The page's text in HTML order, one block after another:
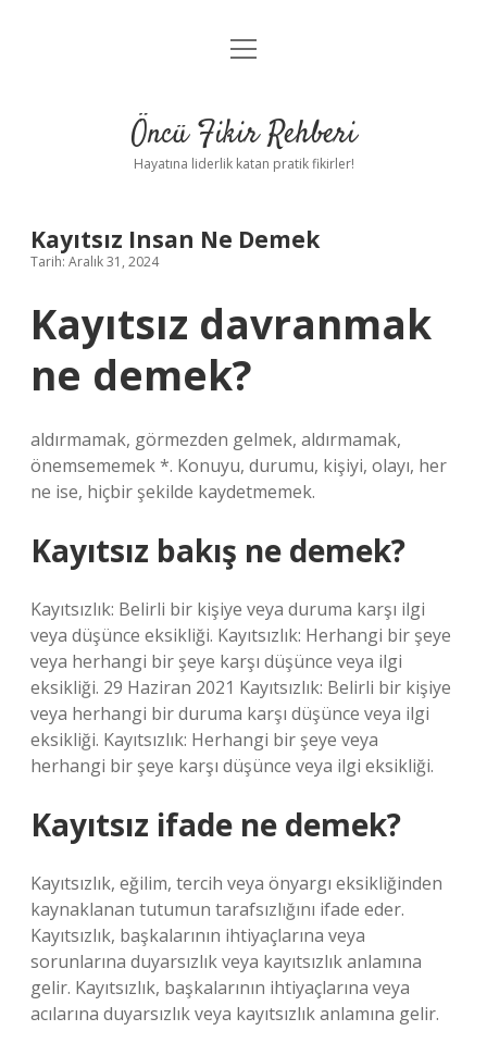
Anasayfa
Yasal Uyarı
menüyü
Öncü Fikir Rehberi
Hayatına liderlik katan pratik fikirler!
Kayıtsız Insan Ne Demek
Tarih: Aralık 31, 2024
Kayıtsız davranmak
ne demek?
aldırmamak, görmezden gelmek, aldırmamak,
önemsememek *. Konuyu, durumu, kişiyi, olayı, her
ne ise, hiçbir şekilde kaydetmemek.
Kayıtsız bakış ne demek?
Kayıtsızlık: Belirli bir kişiye veya duruma karşı ilgi
veya düşünce eksikliği. Kayıtsızlık: Herhangi bir şeye
veya herhangi bir şeye karşı düşünce veya ilgi
eksikliği. 29 Haziran 2021 Kayıtsızlık: Belirli bir kişiye
veya herhangi bir duruma karşı düşünce veya ilgi
eksikliği. Kayıtsızlık: Herhangi bir şeye veya
herhangi bir şeye karşı düşünce veya ilgi eksikliği.
Kayıtsız ifade ne demek?
Kayıtsızlık, eğilim, tercih veya önyargı eksikliğinden
kaynaklanan tutumun tarafsızlığını ifade eder.
Kayıtsızlık, başkalarının ihtiyaçlarına veya
sorunlarına duyarsızlık veya kayıtsızlık anlamına
gelir. Kayıtsızlık, başkalarının ihtiyaçlarına veya
acılarına duyarsızlık veya kayıtsızlık anlamına gelir.